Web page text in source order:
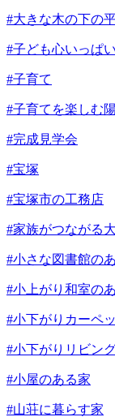
#大きな木の下の
#子ども心いっぱ
#子育て
#子育てを楽しむ
#完成見学会
#宝塚
#宝塚市の工務店
#家族がつながる
#小さな図書館の
#小上がり和室の
#小下がりカーペ
#小下がりリビン
#小屋のある家
#山荘に暮らす家